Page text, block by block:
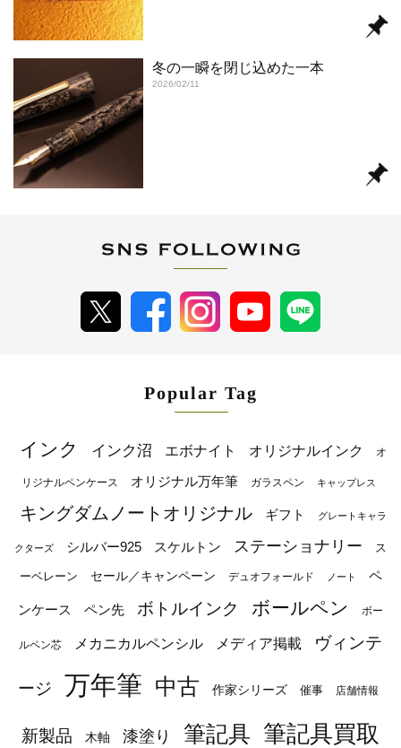
冬の一瞬を閉じ込めた一本
2026/02/11
Popular Tag
インク インク沼 エボナイト オリジナルインク オ
リジナルペンケース オリジナル万年筆 ガラスペン キャップレス
キングダムノートオリジナル ギフト グレートキャラ
クターズ シルバー925 スケルトン ステーショナリー ス
ーベレーン セール／キャンペーン デュオフォールド ノート ペ
ンケース ペン先 ボトルインク ボールペン ボー
ルペン芯 メカニカルペンシル メディア掲載 ヴィンテ
ージ 万年筆 中古 作家シリーズ 催事 店舗情報
新製品 木軸 漆塗り 筆記具 筆記具買取